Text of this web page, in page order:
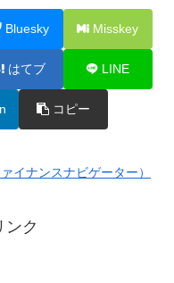
Bluesky Misskey
はてブ LINE
コピー
イナンスナビゲーター）
ンク